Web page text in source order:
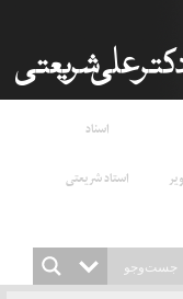
اسناد
استاد شریعتی